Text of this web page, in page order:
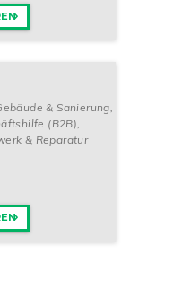
& Sanierung,
(B2B),
& Reparatur